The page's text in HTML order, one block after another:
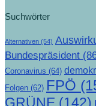
Suchwörter
Alternativen (54)
Bundespräsident
Coronavirus (64)
Folgen (62) FPÖ
GRÜNE (142)